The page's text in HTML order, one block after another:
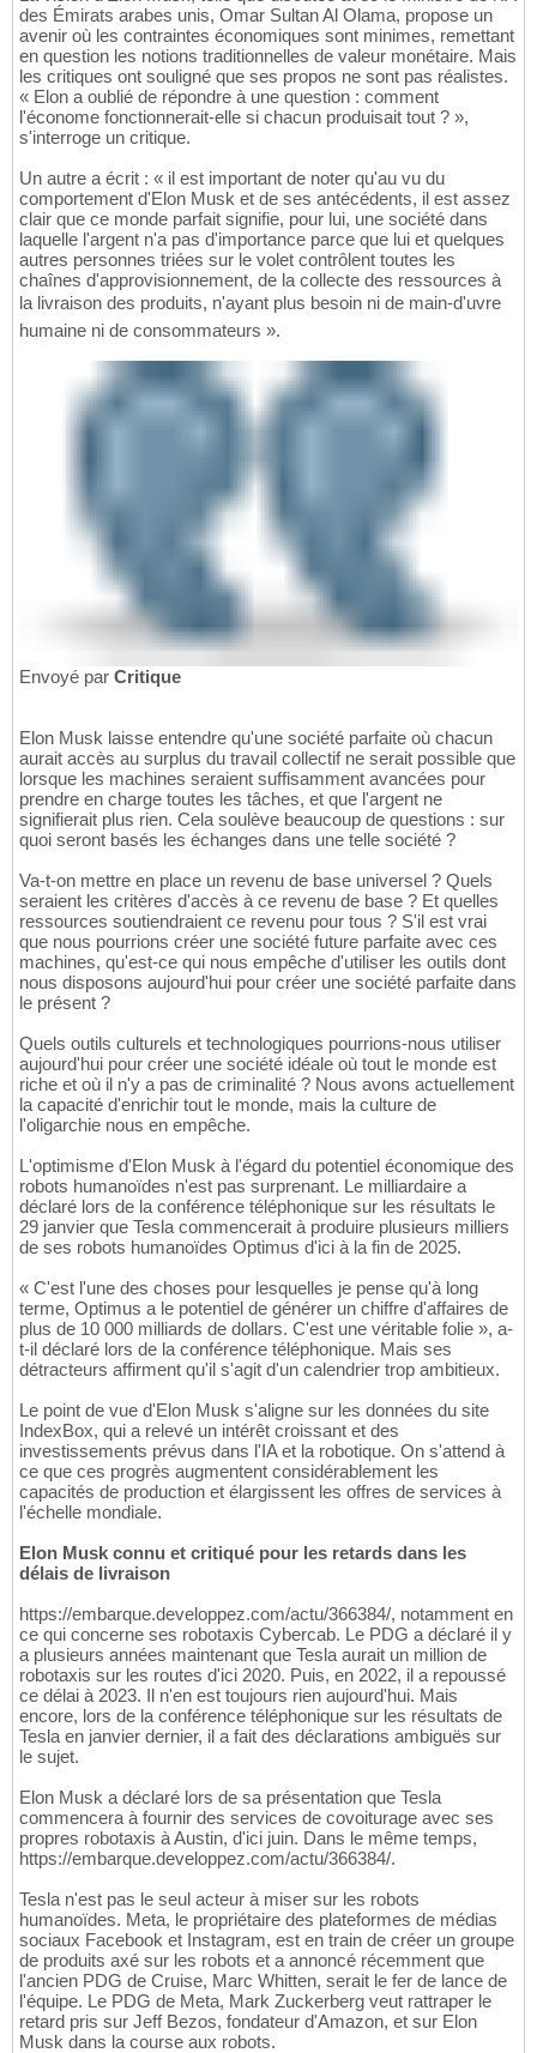
des Émirats arabes unis, Omar Sultan Al Olama, propose un
avenir où les contraintes économiques sont minimes, remettant
en question les notions traditionnelles de valeur monétaire. Mais
les critiques ont souligné que ses propos ne sont pas réalistes.
« Elon a oublié de répondre à une question : comment
l'économe fonctionnerait-elle si chacun produisait tout ? »,
s'interroge un critique.
Un autre a écrit : « il est important de noter qu'au vu du
comportement d'Elon Musk et de ses antécédents, il est assez
clair que ce monde parfait signifie, pour lui, une société dans
laquelle l'argent n'a pas d'importance parce que lui et quelques
autres personnes triées sur le volet contrôlent toutes les
chaînes d'approvisionnement, de la collecte des ressources à
la livraison des produits, n'ayant plus besoin ni de main-d'uvre
humaine ni de consommateurs ».
Envoyé par Critique
Elon Musk laisse entendre qu'une société parfaite où chacun
aurait accès au surplus du travail collectif ne serait possible que
lorsque les machines seraient suffisamment avancées pour
prendre en charge toutes les tâches, et que l'argent ne
signifierait plus rien. Cela soulève beaucoup de questions : sur
quoi seront basés les échanges dans une telle société ?
Va-t-on mettre en place un revenu de base universel ? Quels
seraient les critères d'accès à ce revenu de base ? Et quelles
ressources soutiendraient ce revenu pour tous ? S'il est vrai
que nous pourrions créer une société future parfaite avec ces
machines, qu'est-ce qui nous empêche d'utiliser les outils dont
nous disposons aujourd'hui pour créer une société parfaite dans
le présent ?
Quels outils culturels et technologiques pourrions-nous utiliser
aujourd'hui pour créer une société idéale où tout le monde est
riche et où il n'y a pas de criminalité ? Nous avons actuellement
la capacité d'enrichir tout le monde, mais la culture de
l'oligarchie nous en empêche.
L'optimisme d'Elon Musk à l'égard du potentiel économique des
robots humanoïdes n'est pas surprenant. Le milliardaire a
déclaré lors de la conférence téléphonique sur les résultats le
29 janvier que Tesla commencerait à produire plusieurs milliers
de ses robots humanoïdes Optimus d'ici à la fin de 2025.
« C'est l'une des choses pour lesquelles je pense qu'à long
terme, Optimus a le potentiel de générer un chiffre d'affaires de
plus de 10 000 milliards de dollars. C'est une véritable folie », a-
t-il déclaré lors de la conférence téléphonique. Mais ses
détracteurs affirment qu'il s'agit d'un calendrier trop ambitieux.
Le point de vue d'Elon Musk s'aligne sur les données du site
IndexBox, qui a relevé un intérêt croissant et des
investissements prévus dans l'IA et la robotique. On s'attend à
ce que ces progrès augmentent considérablement les
capacités de production et élargissent les offres de services à
l'échelle mondiale.
Elon Musk connu et critiqué pour les retards dans les
délais de livraison
https://embarque.developpez.com/actu/366384/, notamment en
ce qui concerne ses robotaxis Cybercab. Le PDG a déclaré il y
a plusieurs années maintenant que Tesla aurait un million de
robotaxis sur les routes d'ici 2020. Puis, en 2022, il a repoussé
ce délai à 2023. Il n'en est toujours rien aujourd'hui. Mais
encore, lors de la conférence téléphonique sur les résultats de
Tesla en janvier dernier, il a fait des déclarations ambiguës sur
le sujet.
Elon Musk a déclaré lors de sa présentation que Tesla
commencera à fournir des services de covoiturage avec ses
propres robotaxis à Austin, d'ici juin. Dans le même temps,
https://embarque.developpez.com/actu/366384/.
Tesla n'est pas le seul acteur à miser sur les robots
humanoïdes. Meta, le propriétaire des plateformes de médias
sociaux Facebook et Instagram, est en train de créer un groupe
de produits axé sur les robots et a annoncé récemment que
l'ancien PDG de Cruise, Marc Whitten, serait le fer de lance de
l'équipe. Le PDG de Meta, Mark Zuckerberg veut rattraper le
retard pris sur Jeff Bezos, fondateur d'Amazon, et sur Elon
Musk dans la course aux robots.